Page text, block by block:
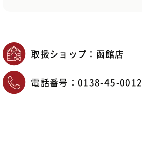
取扱ショップ：函館店
電話番号：0138-45-0012